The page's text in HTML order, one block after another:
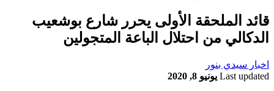
قائد الملحقة الأولى يحرر شارع بوشعيب
الدكالي من احتلال الباعة المتجولين
اخبار سيدي بنور
Last updated يونيو 8, 2020